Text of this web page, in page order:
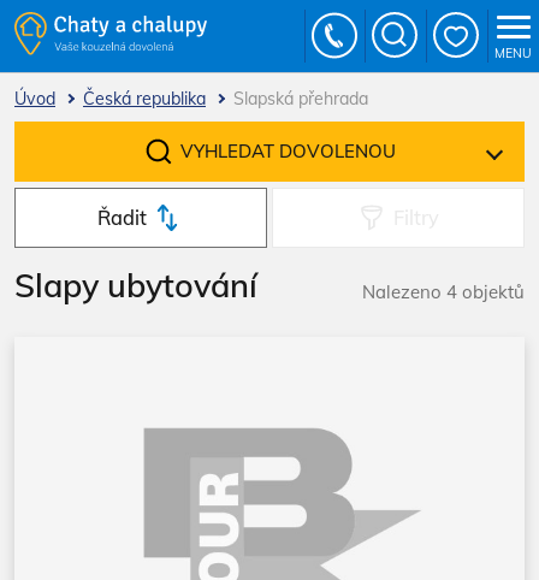
Úvod Česká republika Slapská přehrada
Řadit
Slapy ubytování Nalezeno 4 objektů
VYHLEDAT DOVOLENOU
MENU